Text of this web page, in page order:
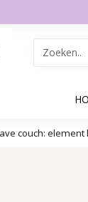
couch: